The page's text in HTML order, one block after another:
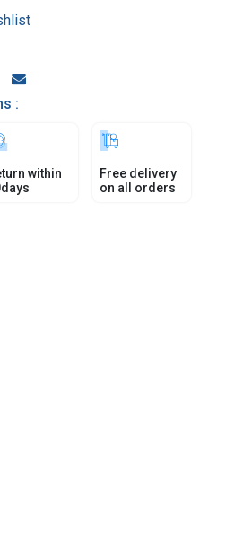
:
within
Free delivery
on all orders